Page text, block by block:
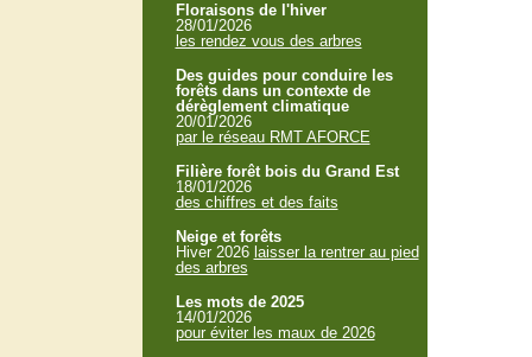
Floraisons de l'hiver
28/01/2026
les rendez vous des arbres
Des guides pour conduire les
forêts dans un contexte de
dérèglement climatique
20/01/2026
par le réseau RMT AFORCE
Filière forêt bois du Grand Est
18/01/2026
des chiffres et des faits
Neige et forêts
Hiver 2026 laisser la rentrer au pied
des arbres
Les mots de 2025
14/01/2026
pour éviter les maux de 2026